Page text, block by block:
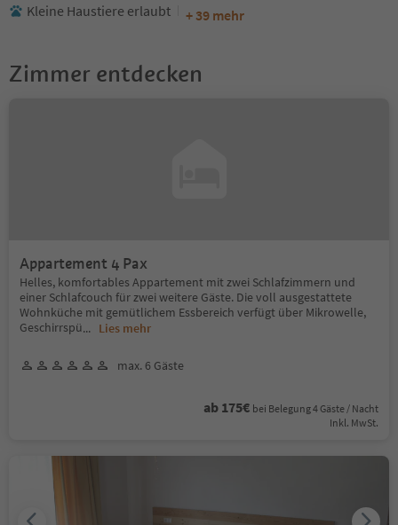
Kleine Haustiere erlaubt
+ 39 mehr
Zimmer entdecken
Appartement 4 Pax
Helles, komfortables Appartement mit zwei Schlafzimmern und
einer Schlafcouch für zwei weitere Gäste. Die voll ausgestattete
Wohnküche mit gemütlichem Essbereich verfügt über Mikrowelle,
Geschirrspü... Lies mehr
max. 6 Gäste
ab 175€ bei Belegung 4 Gäste / Nacht
Inkl. MwSt.